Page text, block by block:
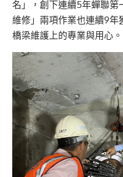
名」，創下連續5年蟬聯第
維修」兩項作業也連續9年
橋梁維護上的專業與用心。